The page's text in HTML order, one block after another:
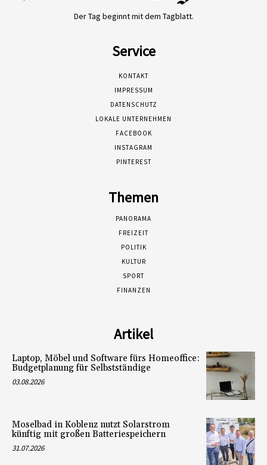
Der Tag beginnt mit dem Tagblatt.
Service
KONTAKT
IMPRESSUM
DATENSCHUTZ
LOKALE UNTERNEHMEN
FACEBOOK
INSTAGRAM
PINTEREST
Themen
PANORAMA
FREIZEIT
POLITIK
KULTUR
SPORT
FINANZEN
Artikel
Laptop, Möbel und Software fürs Homeoffice:
Budgetplanung für Selbstständige
03.08.2026
Moselbad in Koblenz nutzt Solarstrom
künftig mit großen Batteriespeichern
31.07.2026